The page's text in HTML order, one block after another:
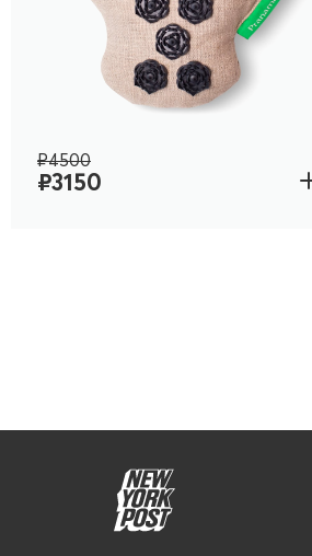
₽4500
₽3150